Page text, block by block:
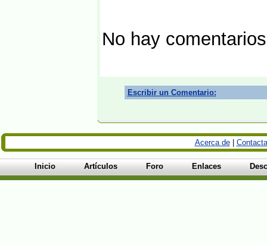
No hay
Escribir un Comentario:
Acerca de|
Inicio Artículos Foro Enlaces